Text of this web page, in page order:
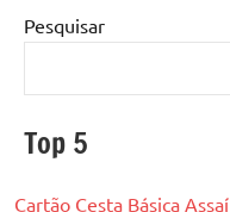
Pesquisar
Top 5
Cartão Cesta Básica Assaí